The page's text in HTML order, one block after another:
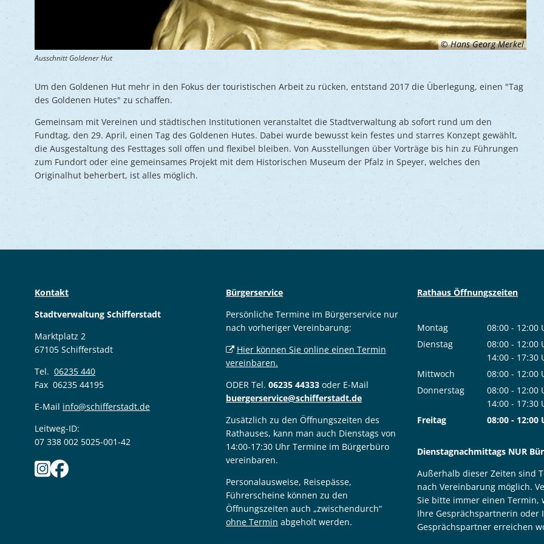
© Hans Georg Merkel
Ausschnitt Goldener Hut
Um den Goldenen Hut mehr in den Fokus der touristischen Arbeit zu rücken, entstand 2017 die Überlegung, einen "Tag
des Goldenen Hutes" zu schaffen.
Gemeinsam mit Vereinen und städtischen Institutionen veranstaltet die Stadtverwaltung ab sofort rund um den
Fundtag, den 29. April, einen Tag des Goldenen Hutes. Dabei wurde bewusst kein festes und starres Konzept gewählt,
die Ausgestaltung des Festtages soll offen und flexibel bleiben. Von Ausstellungen über Vorträge bis hin zu Führungen
zum Fundort oder eine gemeinsames Projekt mit dem Historischen Museum der Pfalz in Speyer, welches den
Originalhut beherbert, ist alles möglich.
Kontakt
Stadtverwaltung Schifferstadt
Marktplatz 2
67105 Schifferstadt
Tel. 06235 440
Fax 06235 44195
E-Mail info@schifferstadt.de
Leitweg-ID:
07 338 002 5025-001-42
Bürgerservice
Persönliche Termine im Bürgerservice nur
nach vorheriger Vereinbarung:
Hier können Sie online einen Termin
vereinbaren.
ODER Tel. 06235 44333 oder E-Mail
buergerservice@schifferstadt.de
Zusätzlich zu den Öffnungszeiten des
Rathauses, kann man auch Dienstags von
14:00-17:30 Uhr Termine im Bürgerbüro
vereinbaren.
Personalausweise, Reisepässe,
Führerscheine können zu den
Öffnungszeiten auch „zwischendurch“
ohne Termin abgeholt werden.
Rathaus Öffnungszeiten
Montag 08:00 - 12:00
Von 08:00 bis
Dienstag 08:00 - 12:00
Von 08:00 bis
14:00 - 17:30
Von 14:00 bis
Mittwoch 08:00 - 12:00
Von 08:00 bis
Donnerstag 08:00 - 12:00
Von 08:00 bis
14:00 - 17:30
Von 14:00 bis
Freitag 08:00 - 12:00
Dienstagnachmittags NUR
Außerhalb dieser Zeiten sind
nach Vereinbarung möglich.
Sie bitte immer einen Termin,
Ihre Gesprächspartnerin oder
Gesprächspartner erreichen